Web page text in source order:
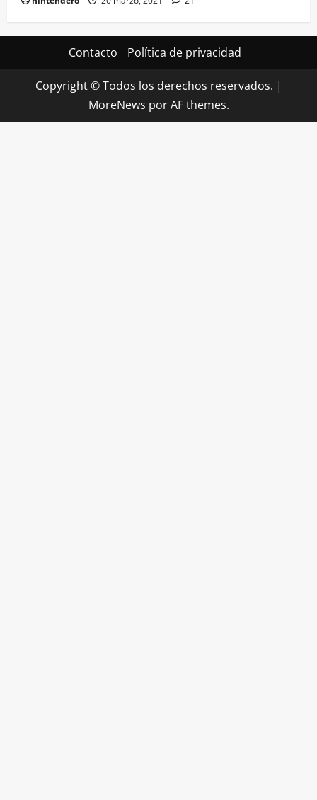
Contacto Política de privacidad
Copyright © Todos los derechos reservados. |
MoreNews por AF themes.